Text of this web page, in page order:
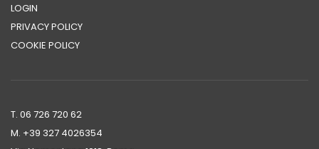
LOGIN
PRIVACY POLICY
COOKIE POLICY
T. 06 726 720 62
M. +39 ‭327 4026354‬